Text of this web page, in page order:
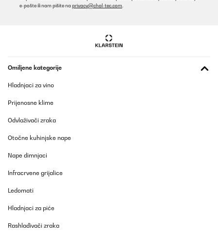
funciona muy bien y da bastante calor, quizás algo fuerte el
negativo en mi caso vino con bastante polvo por dentro, porque
tenia despegado la cinta por varias partes.
gekauft um im Winter eine jeweils kurz nutzbare elektrische
senken. Es ist aber klar, dass das immer nur ganz kurz
geschehen wird, damit nicht auch noch die Stromrechnung
das Nützliche mit dem Schönen auf gelungene Art. Der schnell
recht schwer (23 kg) und wirkt wie aus echtem Stein. Stilistisch
jeden Fall Antik in Richtung klassischer Landhausstil. Der
eingerichtetes Schlafzimmer passt er sicher gut, da er recht klein
und kompakt ist. Am Tag der Lieferung war es über 30 Grad
e-pošte ili nam pišite na privacy@chal-tec.com
Omiljene kategorije
Hladnjaci za vino
Prijenosne klime
Odvlaživači zraka
Otočne kuhinjske nape
Nape dimnjaci
Infracrvene grijalice
Ledomati
Hladnjaci za piće
Rashlađivači zraka